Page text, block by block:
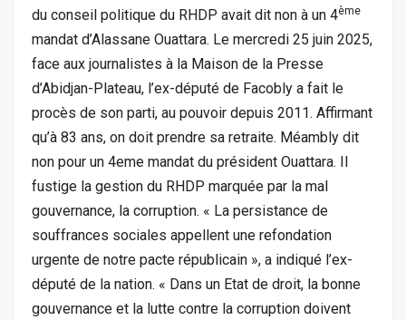
du conseil politique du RHDP avait dit non à un 4ème
mandat d’Alassane Ouattara. Le mercredi 25 juin 2025,
face aux journalistes à la Maison de la Presse
d’Abidjan-Plateau, l’ex-député de Facobly a fait le
procès de son parti, au pouvoir depuis 2011. Affirmant
qu’à 83 ans, on doit prendre sa retraite. Méambly dit
non pour un 4eme mandat du président Ouattara. Il
fustige la gestion du RHDP marquée par la mal
gouvernance, la corruption. « La persistance de
souffrances sociales appellent une refondation
urgente de notre pacte républicain », a indiqué l’ex-
député de la nation. « Dans un Etat de droit, la bonne
gouvernance et la lutte contre la corruption doivent